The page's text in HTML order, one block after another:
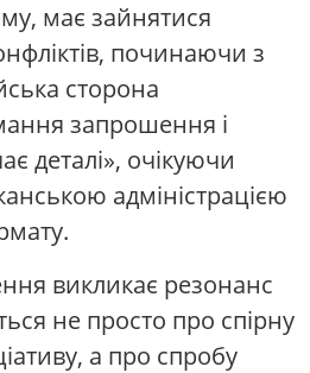
має зайнятися
починаючи з
сторона
запрошення і
деталі», очікуючи
адміністрацією
викликає резонанс
не просто про спірну
а про спробу